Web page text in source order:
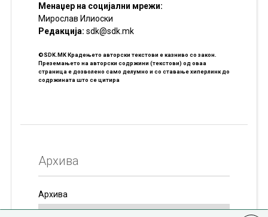
Менаџер на социјални мрежи:
Мирослав Илиоски
Редакцијa: sdk@sdk.mk
©SDK.MK Крадењето авторски текстови е казниво со закон.
Преземањето на авторски содржини (текстови) од оваа
страница е дозволено само делумно и со ставање хиперлинк до
содржината што се цитира
Архива
Архива